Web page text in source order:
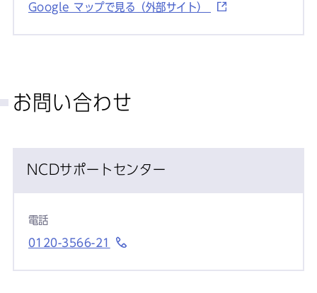
Google マップで見る（外部サイト）
お問い合わせ
NCDサポートセンター
電話
0120-3566-21